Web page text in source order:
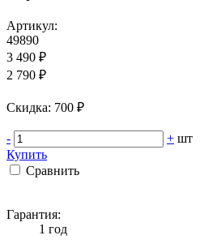
Артикул:
49890
3 490 ₽
2 790 ₽
Cкидка: 700 ₽
- + шт
Купить
Сравнить
Гарантия:
1 год